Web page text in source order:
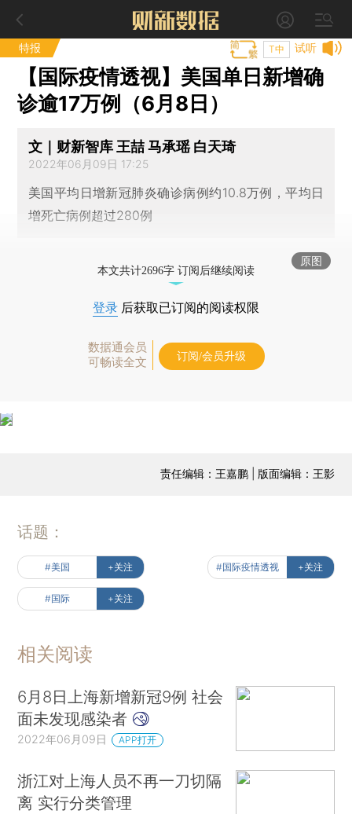
特报 试听
T中
【国际疫情透视】美国单日新增确
诊逾17万例（6月8日）
文｜财新智库 王喆 马承瑶 白天琦
2022年06月09日 17:25
美国平均日增新冠肺炎确诊病例约10.8万例，平均日
增死亡病例超过280例
原图
本文共计2696字 订阅后继续阅读
登录 后获取已订阅的阅读权限
数据通会员
可畅读全文
订阅/会员升级
责任编辑：王嘉鹏 | 版面编辑：王影
话题：
#美国 +关注 #国际疫情透视 +关注
#国际 +关注
相关阅读
6月8日上海新增新冠9例 社会
面未发现感染者
2022年06月09日 APP打开
浙江对上海人员不再一刀切隔
离 实行分类管理